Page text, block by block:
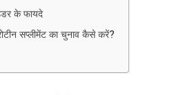
के फायदे
सप्लीमेंट का चुनाव कैसे करें?